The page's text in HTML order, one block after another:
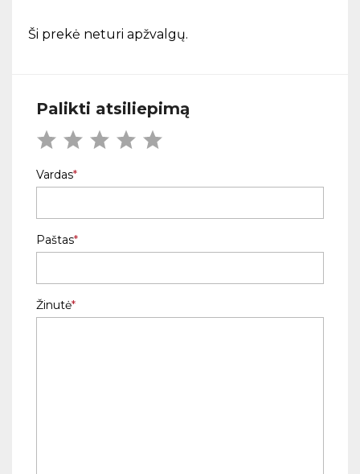
Ši prekė neturi apžvalgų.
Palikti atsiliepimą
Vardas
Paštas
Žinutė